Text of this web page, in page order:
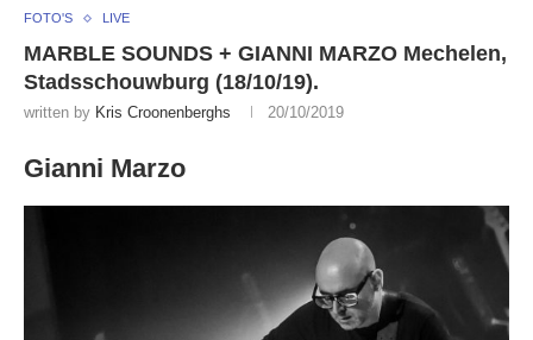
FOTO'S LIVE
MARBLE SOUNDS + GIANNI MARZO Mechelen,
Stadsschouwburg (18/10/19).
written by Kris Croonenberghs 20/10/2019
Gianni Marzo